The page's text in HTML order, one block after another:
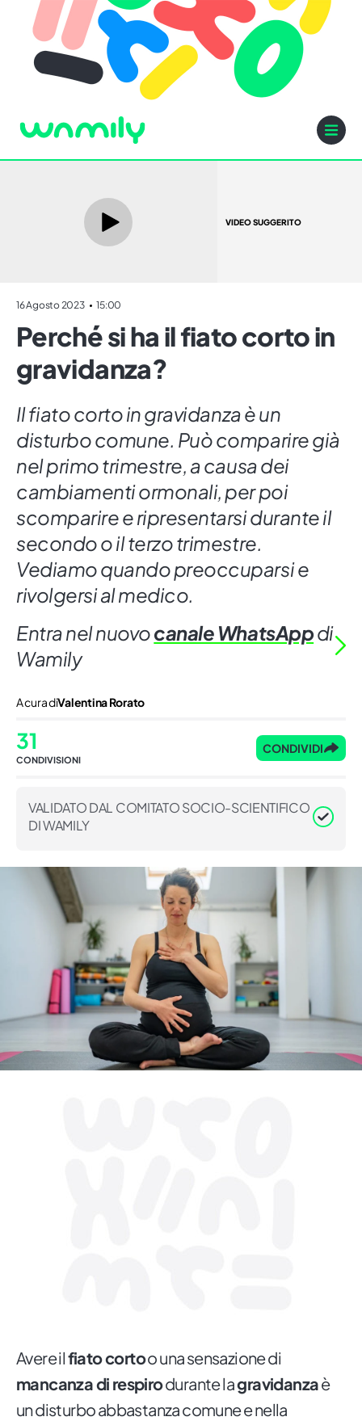
VIDEO SUGGERITO
16 Agosto 2023 15:00
Perché si ha il fiato corto in
gravidanza?
Il fiato corto in gravidanza è un
disturbo comune. Può comparire già
nel primo trimestre, a causa dei
cambiamenti ormonali, per poi
scomparire e ripresentarsi durante il
secondo o il terzo trimestre.
Vediamo quando preoccuparsi e
rivolgersi al medico.
Entra nel nuovocanale WhatsAppdi
Wamily
A cura diValentina Rorato
31
CONDIVISIONI
CONDIVIDI
VALIDATO DAL COMITATO SOCIO-SCIENTIFICO
DI WAMILY
Avere ilfiato cortoo una sensazione di
mancanza di respirodurante lagravidanzaè
un disturbo abbastanza comune e nella